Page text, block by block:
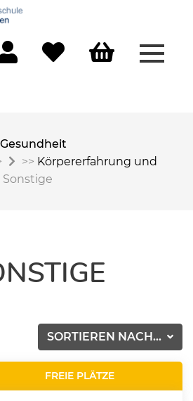
Gesundheit
>> Körpererfahrung und
Sonstige
SORTIEREN NACH...
FREIE PLÄTZE